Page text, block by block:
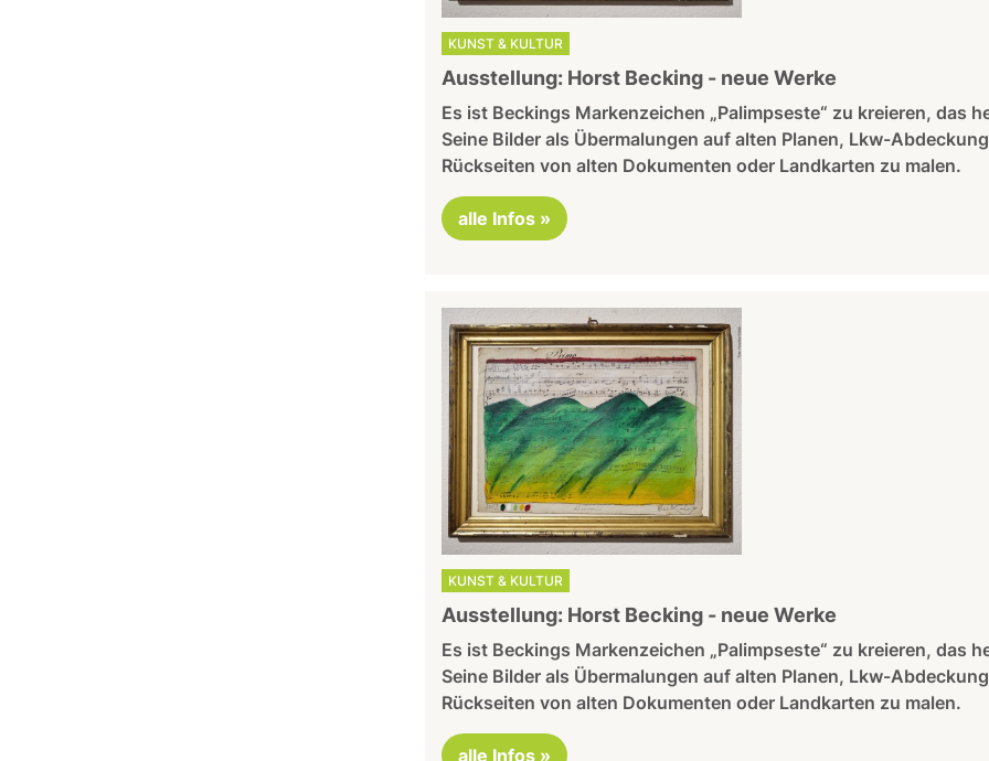
KUNST & KULTUR
Ausstellung: Horst Becking - neue Werke
Es ist Beckings Markenzeichen „Palimpseste“ zu kreieren, das
Seine Bilder als Übermalungen auf alten Planen, Lkw-
Rückseiten von alten Dokumenten oder Landkarten zu malen.
alle Infos »
KUNST & KULTUR
Ausstellung: Horst Becking - neue Werke
Es ist Beckings Markenzeichen „Palimpseste“ zu kreieren, das
Seine Bilder als Übermalungen auf alten Planen, Lkw-
Rückseiten von alten Dokumenten oder Landkarten zu malen.
alle Infos »